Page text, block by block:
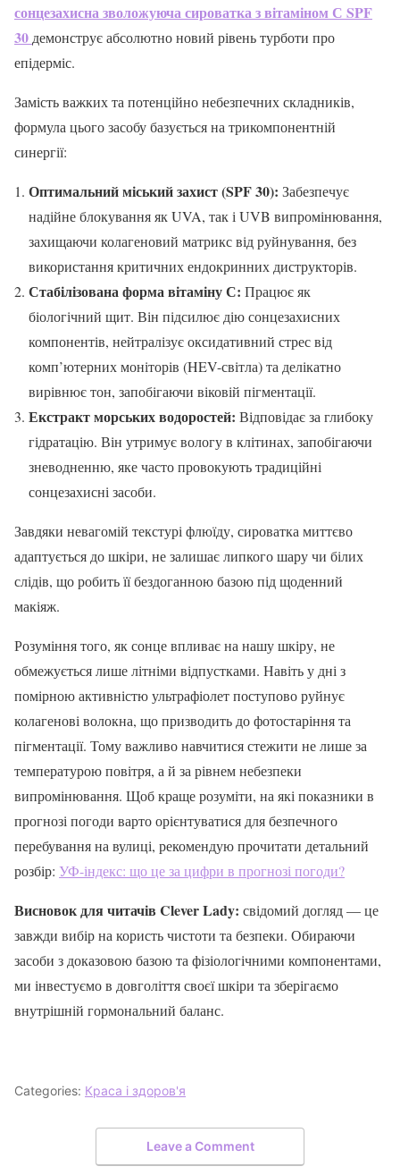
сонцезахисна зволожуюча сироватка з вітаміном С SPF
30 демонструє абсолютно новий рівень турботи про
епідерміс.
Замість важких та потенційно небезпечних складників,
формула цього засобу базується на трикомпонентній
синергії:
Оптимальний міський захист (SPF 30): Забезпечує
надійне блокування як UVA, так і UVB випромінювання,
захищаючи колагеновий матрикс від руйнування, без
використання критичних ендокринних диструкторів.
Стабілізована форма вітаміну С: Працює як
біологічний щит. Він підсилює дію сонцезахисних
компонентів, нейтралізує оксидативний стрес від
комп’ютерних моніторів (HEV-світла) та делікатно
вирівнює тон, запобігаючи віковій пігментації.
Екстракт морських водоростей: Відповідає за глибоку
гідратацію. Він утримує вологу в клітинах, запобігаючи
зневодненню, яке часто провокують традиційні
сонцезахисні засоби.
Завдяки невагомій текстурі флюїду, сироватка миттєво
адаптується до шкіри, не залишає липкого шару чи білих
слідів, що робить її бездоганною базою під щоденний
макіяж.
Розуміння того, як сонце впливає на нашу шкіру, не
обмежується лише літніми відпустками. Навіть у дні з
помірною активністю ультрафіолет поступово руйнує
колагенові волокна, що призводить до фотостаріння та
пігментації. Тому важливо навчитися стежити не лише за
температурою повітря, а й за рівнем небезпеки
випромінювання. Щоб краще розуміти, на які показники в
прогнозі погоди варто орієнтуватися для безпечного
перебування на вулиці, рекомендую прочитати детальний
розбір: УФ-індекс: що це за цифри в прогнозі погоди?
Висновок для читачів Clever Lady: свідомий догляд — це
завжди вибір на користь чистоти та безпеки. Обираючи
засоби з доказовою базою та фізіологічними компонентами,
ми інвестуємо в довголіття своєї шкіри та зберігаємо
внутрішній гормональний баланс.
Categories: Краса і здоров'я
Leave a Comment